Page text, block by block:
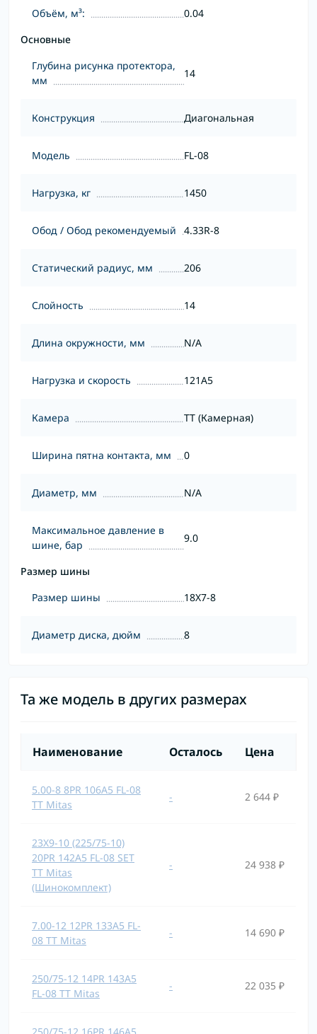
Объём, м³:
0.04
Основные
Глубина рисунка протектора,
мм
14
Конструкция Диагональная
Модель FL-08
Нагрузка, кг 1450
Обод / Обод рекомендуемый 4.33R-8
Статический радиус, мм 206
Слойность 14
Длина окружности, мм N/A
Нагрузка и скорость 121A5
Камера TT (Камерная)
Ширина пятна контакта, мм 0
Диаметр, мм N/A
Максимальное давление в
шине, бар
9.0
Размер шины
Размер шины
18X7-8
Диаметр диска, дюйм 8
Та же модель в других размерах
Наименование Осталось Цена
5.00-8 8PR 106A5 FL-08
TT Mitas
- 2 644 ₽
23X9-10 (225/75-10)
20PR 142A5 FL-08 SET
TT Mitas
(Шинокомплект)
- 24 938 ₽
7.00-12 12PR 133A5 FL-
08 TT Mitas
- 14 690 ₽
250/75-12 14PR 143A5
FL-08 TT Mitas
- 22 035 ₽